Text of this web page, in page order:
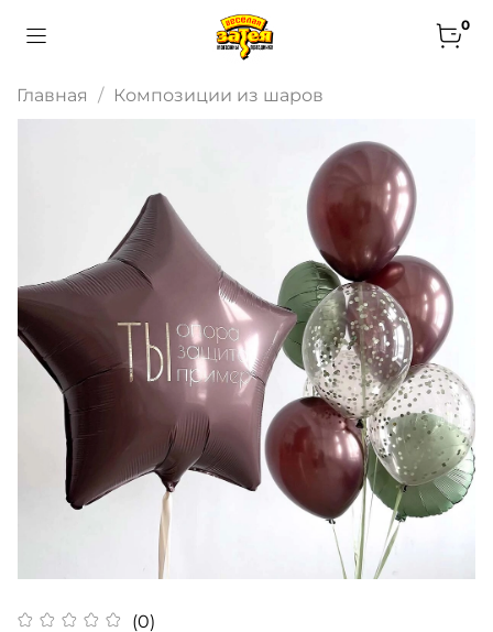
0
Главная Композиции из шаров
(0)